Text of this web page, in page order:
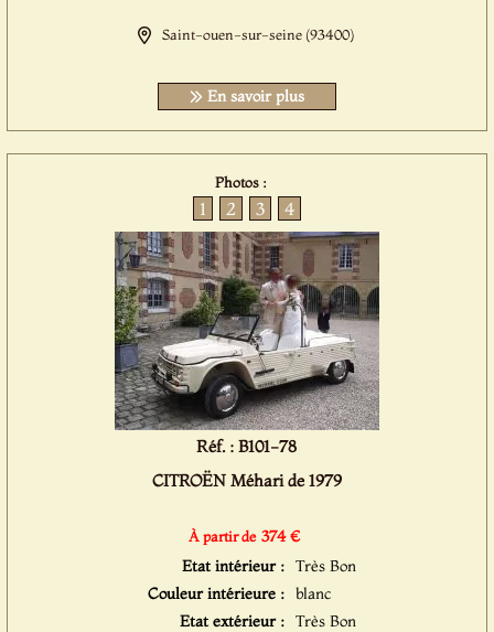
Saint-ouen-sur-seine (93400)
En savoir plus
Photos :
1 2 3 4
Réf. : B101-78
CITROËN Méhari de 1979
À partir de 374 €
Etat intérieur : Très Bon
Couleur intérieure : blanc
Etat extérieur : Très Bon